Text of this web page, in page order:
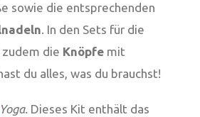
sowie die entsprechenden
. In den Sets für die
die Knöpfe mit
du alles, was du brauchst!
Yoga. Dieses Kit enthält das